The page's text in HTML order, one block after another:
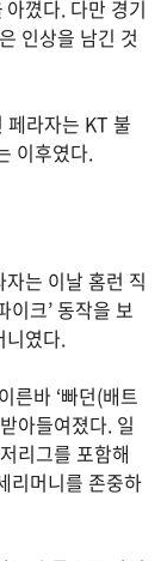
꼈다. 다만 경기
인상을 남긴 것
페라자는 KT 불
이후였다.
는 이날 홈런 직
이크’ 동작을 보
니였다.
른바 ‘빠던(배트
아들여졌다. 일
리그를 포함해
리머니를 존중하